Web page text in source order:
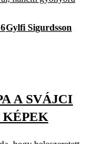
Gylfi Sigurdsson
A SVÁJCI
KÉPEK